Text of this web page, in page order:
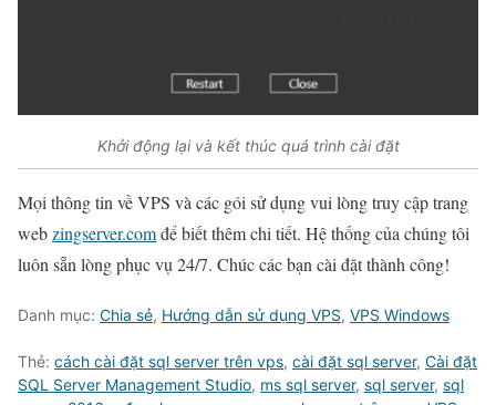
Khởi động lại và kết thúc quá trình cài đặt
Mọi thông tin về VPS và các gói sử dụng vui lòng truy cập trang
webzingserver.comđể biết thêm chi tiết. Hệ thống của chúng tôi
luôn sẵn lòng phục vụ 24/7. Chúc các bạn cài đặt thành công!
Danh mục: Chia sẻ, Hướng dẫn sử dụng VPS, VPS Windows
Thẻ: cách cài đặt sql server trên vps, cài đặt sql server, Cài đặt
SQL Server Management Studio, ms sql server, sql server, sql